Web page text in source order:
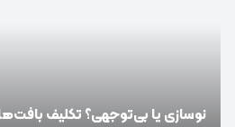
نوسازی یا بی‌توجهی؟ تکلیف